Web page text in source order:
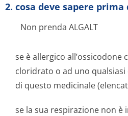
2. cosa deve sapere
Non prenda ALGALT
se è allergico
cloridrato o ad uno
di questo medicinale
se la sua respirazione non è